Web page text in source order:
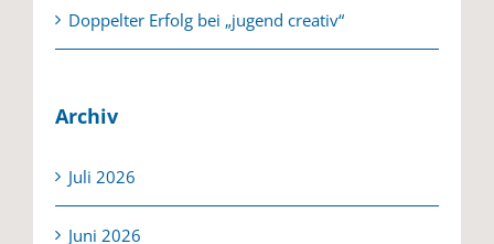
Doppelter Erfolg bei „jugend creativ“
Archiv
Juli 2026
Juni 2026